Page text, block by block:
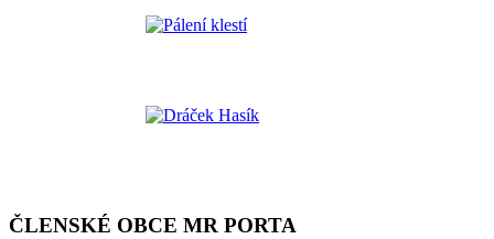
ČLENSKÉ OBCE MR PORTA